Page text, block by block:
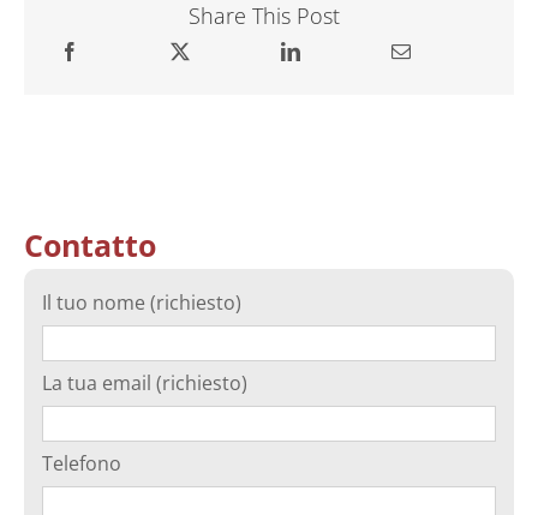
Share This Post
Contatto
Il tuo nome (richiesto)
La tua email (richiesto)
Telefono